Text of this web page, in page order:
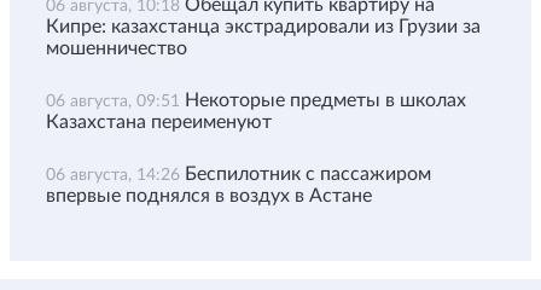
06 августа, 10:18 Обещал купить квартиру на
Кипре: казахстанца экстрадировали из Грузии за
мошенничество
06 августа, 09:51 Некоторые предметы в школах
Казахстана переименуют
06 августа, 14:26 Беспилотник с пассажиром
впервые поднялся в воздух в Астане